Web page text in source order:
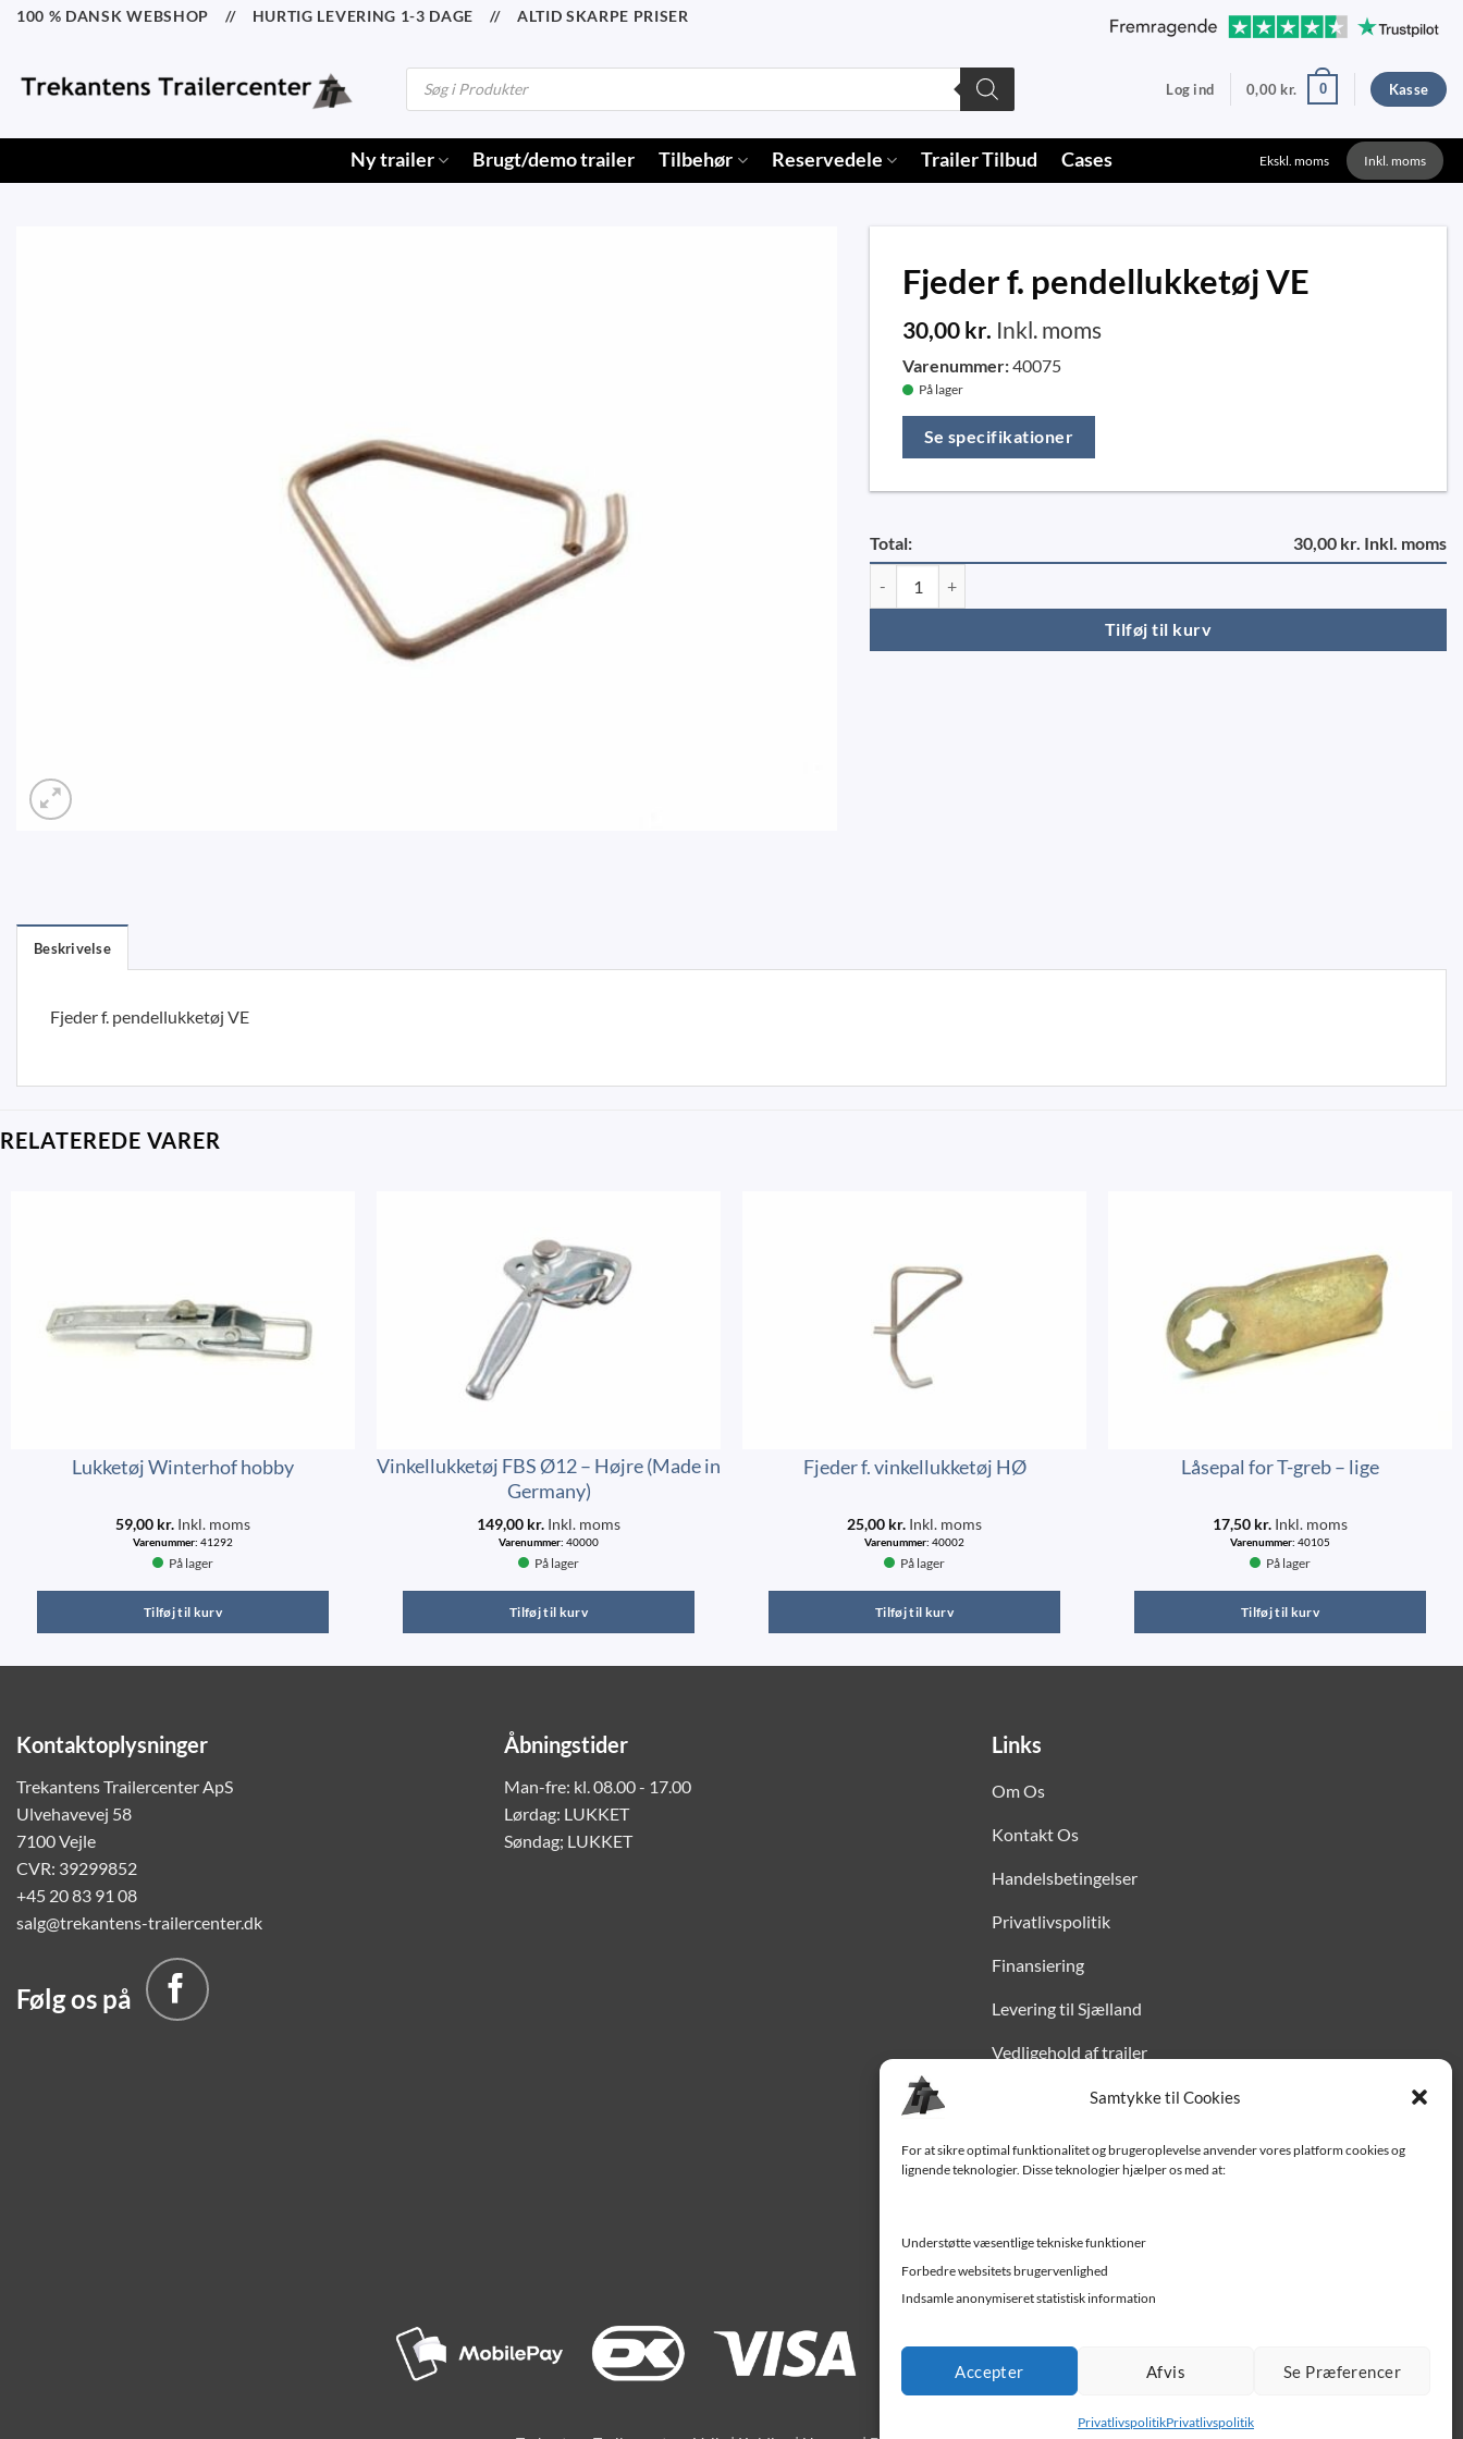
Samtykke til Cookies
For at sikre optimal funktionalitet og brugeroplevelse anvender vores platform cookies og
lignende teknologier. Disse teknologier hjælper os med at:
Understøtte væsentlige tekniske funktioner
Forbedre websitets brugervenlighed
Indsamle anonymiseret statistisk information
Accepter Afvis Se Præferencer
PrivatlivspolitikPrivatlivspolitik
Fortsæt
100 % DANSK WEBSHOP // HURTIG LEVERING 1-3 DAGE // ALTID SKARPE PRISER
Products
search
Log ind 0,00 kr. 0 Kasse
Ny trailer Brugt/demo trailer Tilbehør Reservedele Trailer Tilbud Cases Ekskl. moms Inkl. moms
Fjeder f. pendellukketøj VE
30,00 kr. Inkl. moms
Varenummer:40075
På lager
Se specifikationer
Total: 30,00 kr. Inkl. moms
Tilføj til kurv
Beskrivelse
Fjeder f. pendellukketøj VE
RELATEREDE VARER
Lukketøj Winterhof hobby
59,00 kr. Inkl. moms
Varenummer: 41292
På lager
Tilføj til kurv
Vinkellukketøj FBS Ø12 – Højre (Made in
Germany)
149,00 kr. Inkl. moms
Varenummer: 40000
På lager
Tilføj til kurv
Fjeder f. vinkellukketøj HØ
25,00 kr. Inkl. moms
Varenummer: 40002
På lager
Tilføj til kurv
Låsepal for T-greb – lige
17,50 kr. Inkl. moms
Varenummer: 40105
På lager
Tilføj til kurv
Kontaktoplysninger
Trekantens Trailercenter ApS
Ulvehavevej 58
7100 Vejle
CVR: 39299852
+45 20 83 91 08
salg@trekantens-trailercenter.dk
Følg os på
Åbningstider
Man-fre: kl. 08.00 - 17.00
Lørdag: LUKKET
Søndag; LUKKET
Links
Om Os
Kontakt Os
Handelsbetingelser
Privatlivspolitik
Finansiering
Levering til Sjælland
Vedligehold af trailer
Trailer-hjælp og FAQ
Job/ledige stillinger